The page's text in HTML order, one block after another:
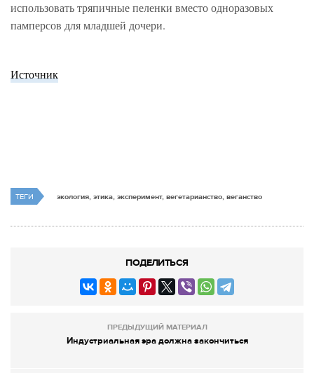
использовать тряпичные пеленки вместо одноразовых
памперсов для младшей дочери.
Источник
ТЕГИ экология, этика, эксперимент, вегетарианство, веганство
ПОДЕЛИТЬСЯ
ПРЕДЫДУЩИЙ МАТЕРИАЛ
Индустриальная эра должна закончиться